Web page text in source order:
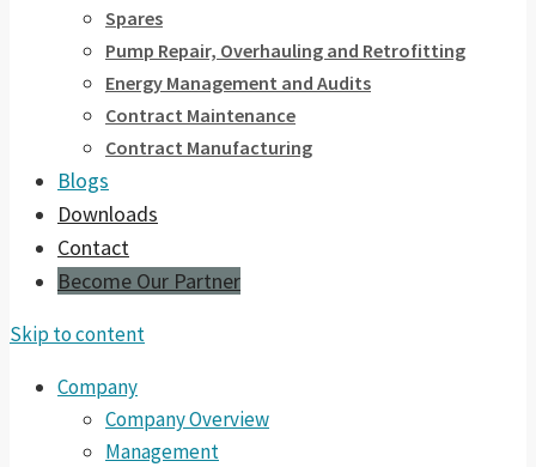
Spares
Pump Repair, Overhauling and Retrofitting
Energy Management and Audits
Contract Maintenance
Contract Manufacturing
Blogs
Downloads
Contact
Become Our Partner
Skip to content
Company
Company Overview
Management